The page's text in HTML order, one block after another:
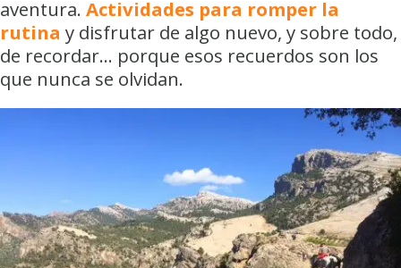
aventura. Actividades para romper la
rutina y disfrutar de algo nuevo, y sobre todo,
de recordar… porque esos recuerdos son los
que nunca se olvidan.